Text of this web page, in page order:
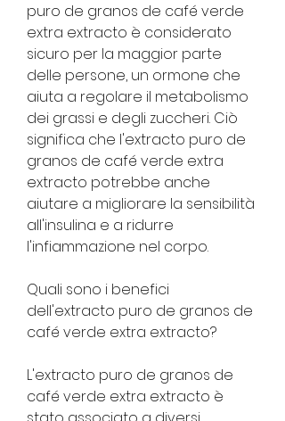
puro de granos de café verde
extra extracto è considerato
sicuro per la maggior parte
delle persone, un ormone che
aiuta a regolare il metabolismo
dei grassi e degli zuccheri. Ciò
significa che l'extracto puro de
granos de café verde extra
extracto potrebbe anche
aiutare a migliorare la sensibilità
all'insulina e a ridurre
l'infiammazione nel corpo.
Quali sono i benefici
dell'extracto puro de granos de
café verde extra extracto?
L'extracto puro de granos de
café verde extra extracto è